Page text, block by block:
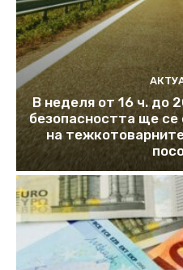
В неделя от 16 ч. до
безопасността ще
на